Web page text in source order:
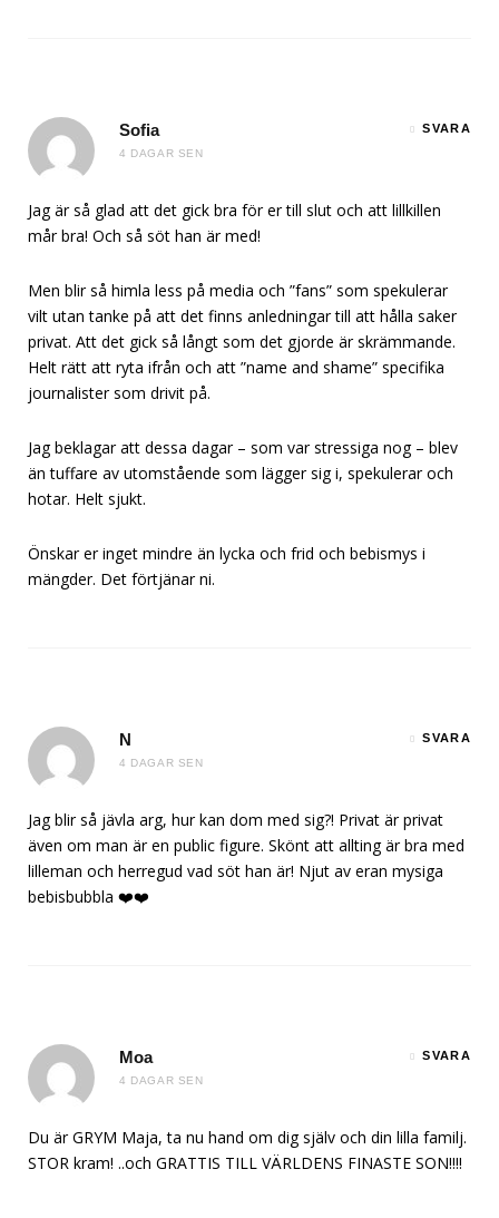
Sofia
4 DAGAR SEN
SVARA
Jag är så glad att det gick bra för er till slut och att lillkillen
mår bra! Och så söt han är med!
Men blir så himla less på media och ”fans” som spekulerar
vilt utan tanke på att det finns anledningar till att hålla saker
privat. Att det gick så långt som det gjorde är skrämmande.
Helt rätt att ryta ifrån och att ”name and shame” specifika
journalister som drivit på.
Jag beklagar att dessa dagar – som var stressiga nog – blev
än tuffare av utomstående som lägger sig i, spekulerar och
hotar. Helt sjukt.
Önskar er inget mindre än lycka och frid och bebismys i
mängder. Det förtjänar ni.
N
4 DAGAR SEN
SVARA
Jag blir så jävla arg, hur kan dom med sig?! Privat är privat
även om man är en public figure. Skönt att allting är bra med
lilleman och herregud vad söt han är! Njut av eran mysiga
bebisbubbla ❤️❤️
Moa
4 DAGAR SEN
SVARA
Du är GRYM Maja, ta nu hand om dig själv och din lilla familj.
STOR kram! ..och GRATTIS TILL VÄRLDENS FINASTE SON!!!!